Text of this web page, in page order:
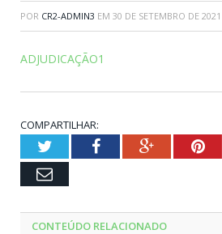
POR CR2-ADMIN3 EM 30 DE SETEMBRO DE 2021
ADJUDICAÇÃO1
COMPARTILHAR:
TwitterFacebookGoogle+
Email
CONTEÚDO RELACIONADO